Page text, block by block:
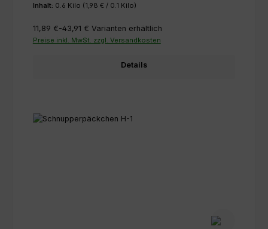
Inhalt: 0.6 Kilo (1,98 € / 0.1 Kilo)
11,89 €-43,91 € Varianten erhältlich
Preise inkl. MwSt. zzgl. Versandkosten
Details